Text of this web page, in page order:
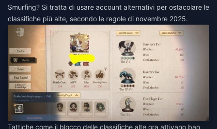
Smurfing? Si tratta di usare account alternativi per ostacolare le
classifiche più alte, secondo le regole di novembre 2025.
Tattiche come il blocco delle classifiche alte ora attivano ban